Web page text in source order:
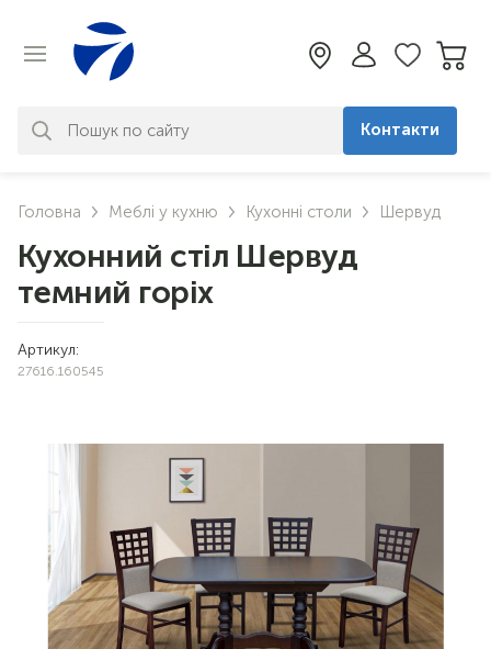
знайдено. Уточніть свій запит
Контакти
Головна Меблі у кухню Кухонні столи Шервуд
Кухонний стіл Шервуд
темний горіх
Артикул:
27616.160545